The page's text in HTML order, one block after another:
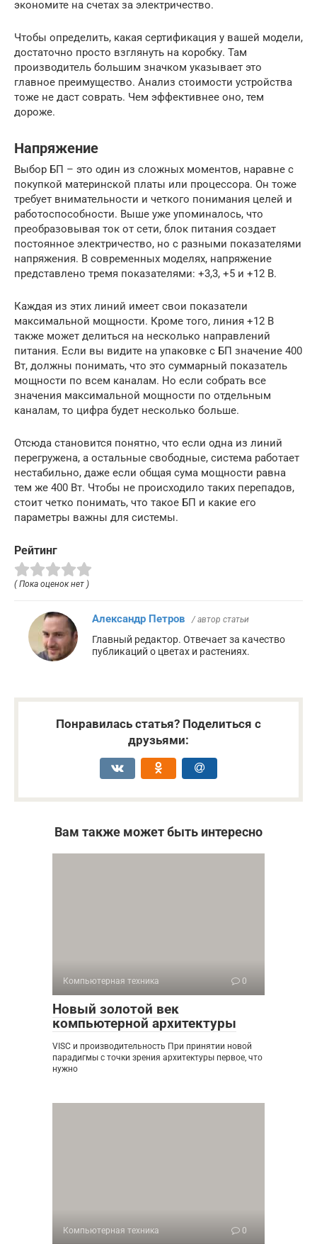
экономите на счетах за электричество.
Чтобы определить, какая сертификация у вашей модели,
достаточно просто взглянуть на коробку. Там
производитель большим значком указывает это
главное преимущество. Анализ стоимости устройства
тоже не даст соврать. Чем эффективнее оно, тем
дороже.
Напряжение
Выбор БП – это один из сложных моментов, наравне с
покупкой материнской платы или процессора. Он тоже
требует внимательности и четкого понимания целей и
работоспособности. Выше уже упоминалось, что
преобразовывая ток от сети, блок питания создает
постоянное электричество, но с разными показателями
напряжения. В современных моделях, напряжение
представлено тремя показателями: +3,3, +5 и +12 В.
Каждая из этих линий имеет свои показатели
максимальной мощности. Кроме того, линия +12 В
также может делиться на несколько направлений
питания. Если вы видите на упаковке с БП значение 400
Вт, должны понимать, что это суммарный показатель
мощности по всем каналам. Но если собрать все
значения максимальной мощности по отдельным
каналам, то цифра будет несколько больше.
Отсюда становится понятно, что если одна из линий
перегружена, а остальные свободные, система работает
нестабильно, даже если общая сума мощности равна
тем же 400 Вт. Чтобы не происходило таких перепадов,
стоит четко понимать, что такое БП и какие его
параметры важны для системы.
Рейтинг
( Пока оценок нет )
Александр Петров / автор статьи
Главный редактор. Отвечает за качество
публикаций о цветах и растениях.
Понравилась статья? Поделиться с
друзьями:
Вам также может быть интересно
Компьютерная техника 0
Новый золотой век
компьютерной архитектуры
VISC и производительность При принятии новой
парадигмы с точки зрения архитектуры первое, что
нужно
Компьютерная техника 0